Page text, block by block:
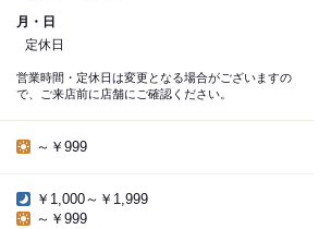
月・日
定休日
営業時間・定休日は変更となる場合がございますの
で、ご来店前に店舗にご確認ください。
～￥999
￥1,000～￥1,999
～￥999